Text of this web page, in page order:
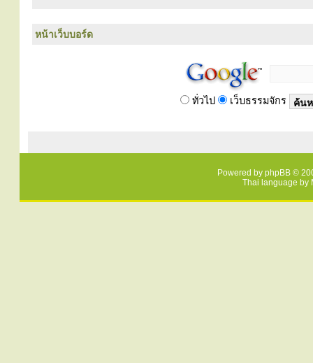
หน้าเว็บบอร์ด
ทั่วไป เว็บธรรมจักร
Powered by phpBB ©
Thai language by